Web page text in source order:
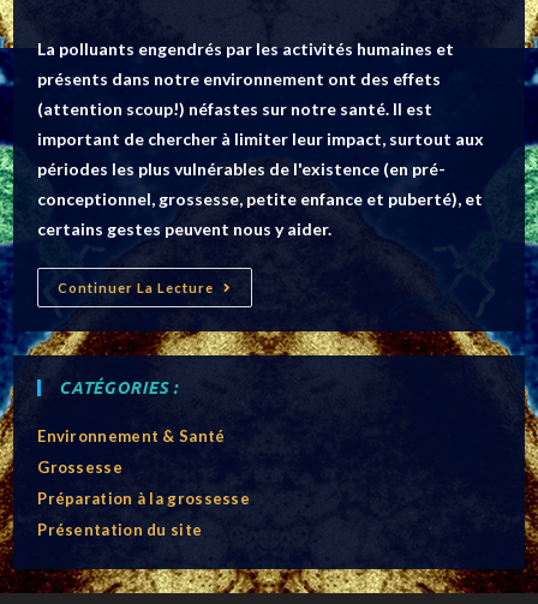
Guide
L’usage
Des
Médecins
Libéraux
La polluants engendrés par les activités humaines et
présents dans notre environnement ont des effets
(attention scoup!) néfastes sur notre santé. Il est
important de chercher à limiter leur impact, surtout aux
périodes les plus vulnérables de l'existence (en pré-
conceptionnel, grossesse, petite enfance et puberté), et
certains gestes peuvent nous y aider.
Continuer La Lecture
Environnement
Et
CATÉGORIES :
Environnement & Santé
Grossesse
Préparation à la grossesse
Présentation du site